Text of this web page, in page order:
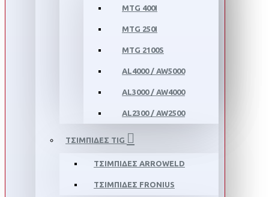
MTG 400I
MTG 250I
MTG 2100S
AL4000 / AW5000
AL3000 / AW4000
AL2300 / AW2500
ΤΣΙΜΠΙΔΕΣ TIG
ΤΣΙΜΠΙΔΕΣ ARROWELD
ΤΣΙΜΠΙΔΕΣ FRONIUS